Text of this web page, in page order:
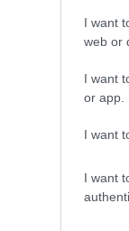
I want
web or
I want
or app.
I want
I want